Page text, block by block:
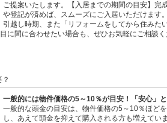
ご提案いたします。【入居までの期間の目安】完
や登記が済めば、スムーズにご入居いただけます
引越し時期、また「リフォームをしてから住み
目に間に合わせたい場合も、ぜひお気軽にご
一般的には物件価格の5～10％が目安！「安心」
一般的な頭金の目安は、物件価格の5～10％ほど
し、あえて頭金を抑えて購入される方も増えてい